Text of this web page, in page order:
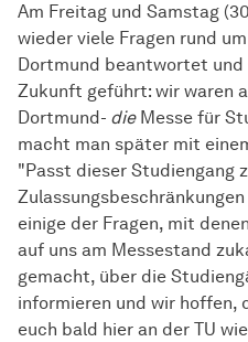
Am Freitag und Samstag
wieder viele Fragen rund
Dortmund beantwortet und
Zukunft geführt: wir waren
Dortmund- dieMesse für
macht man später mit
"Passt dieser Studiengang
einige der Fragen, mit
auf uns am Messestand
gemacht, über die
informieren und wir hoffen,
euch bald hier an der TU